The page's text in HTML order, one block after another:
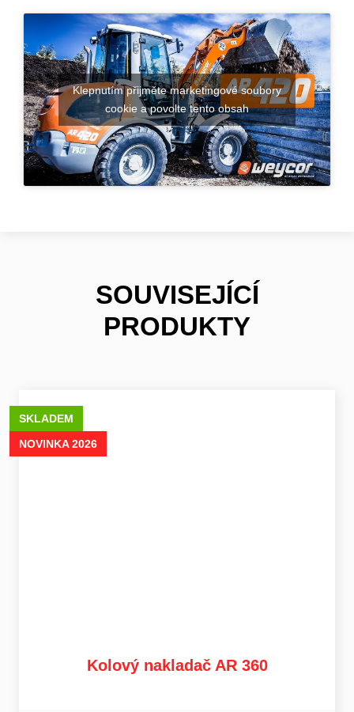
Klepnutím přijměte marketingové soubory
cookie a povolte tento obsah
SOUVISEJÍCÍ
PRODUKTY
SKLADEM
NOVINKA 2026
Kolový nakladač AR 360